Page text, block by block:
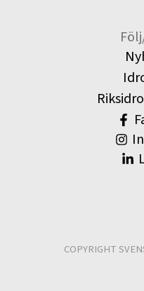
COPYRIGHT